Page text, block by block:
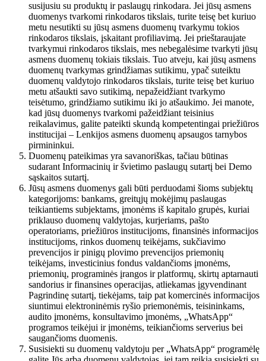
susijusiu su produktų ir paslaugų rinkodara. Jei jūsų asmens
duomenys tvarkomi rinkodaros tikslais, turite teisę bet kuriuo
metu nesutikti su jūsų asmens duomenų tvarkymu tokios
rinkodaros tikslais, įskaitant profiliavimą. Jei prieštaraujate
tvarkymui rinkodaros tikslais, mes nebegalėsime tvarkyti jūsų
asmens duomenų tokiais tikslais. Tuo atveju, kai jūsų asmens
duomenų tvarkymas grindžiamas sutikimu, ypač suteiktu
duomenų valdytojo rinkodaros tikslais, turite teisę bet kuriuo
metu atšaukti savo sutikimą, nepažeidžiant tvarkymo
teisėtumo, grindžiamo sutikimu iki jo atšaukimo. Jei manote,
kad jūsų duomenys tvarkomi pažeidžiant teisinius
reikalavimus, galite pateikti skundą kompetentingai priežiūros
institucijai – Lenkijos asmens duomenų apsaugos tarnybos
pirmininkui.
Duomenų pateikimas yra savanoriškas, tačiau būtinas
sudarant Informacinių ir švietimo paslaugų sutartį bei Demo
sąskaitos sutartį.
Jūsų asmens duomenys gali būti perduodami šioms subjektų
kategorijoms: bankams, greitųjų mokėjimų paslaugas
teikiantiems subjektams, įmonėms iš kapitalo grupės, kuriai
priklauso duomenų valdytojas, kurjeriams, pašto
operatoriams, priežiūros institucijoms, finansinės informacijos
institucijoms, rinkos duomenų teikėjams, sukčiavimo
prevencijos ir pinigų plovimo prevencijos priemonių
teikėjams, investicinius fondus valdančioms įmonėms,
priemonių, programinės įrangos ir platformų, skirtų aptarnauti
sandorius ir finansines operacijas, atliekamas įgyvendinant
Pagrindinę sutartį, tiekėjams, taip pat komercinės informacijos
siuntimui elektroninėmis ryšio priemonėmis, teisininkams,
audito įmonėms, konsultavimo įmonėms, „WhatsApp“
programos teikėjui ir įmonėms, teikiančioms serverius bei
saugančioms duomenis.
Susisiekti su duomenų valdytoju per „WhatsApp“ programėlę